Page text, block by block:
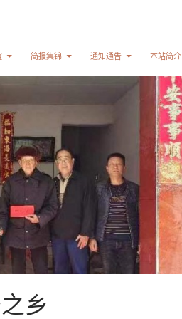
简报集锦 通知通告 本站简介
乡